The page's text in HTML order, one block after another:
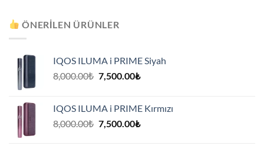
ÖNERILEN ÜRÜNLER
IQOS ILUMA i PRIME Siyah
8,000.00₺ Orijinal
7,500.00₺Şu
7,500.00₺.
IQOS ILUMA i PRIME Kırmızı
8,000.00₺ Orijinal
7,500.00₺Şu